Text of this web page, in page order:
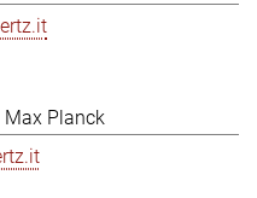
Max Planck